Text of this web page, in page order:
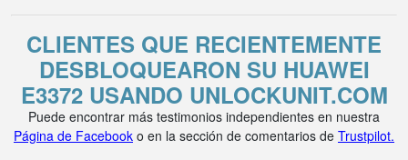
CLIENTES QUE RECIENTEMENTE
DESBLOQUEARON SU HUAWEI
E3372 USANDO UNLOCKUNIT.COM
Puede encontrar más testimonios independientes en nuestra
Página de Facebook o en la sección de comentarios de Trustpilot.